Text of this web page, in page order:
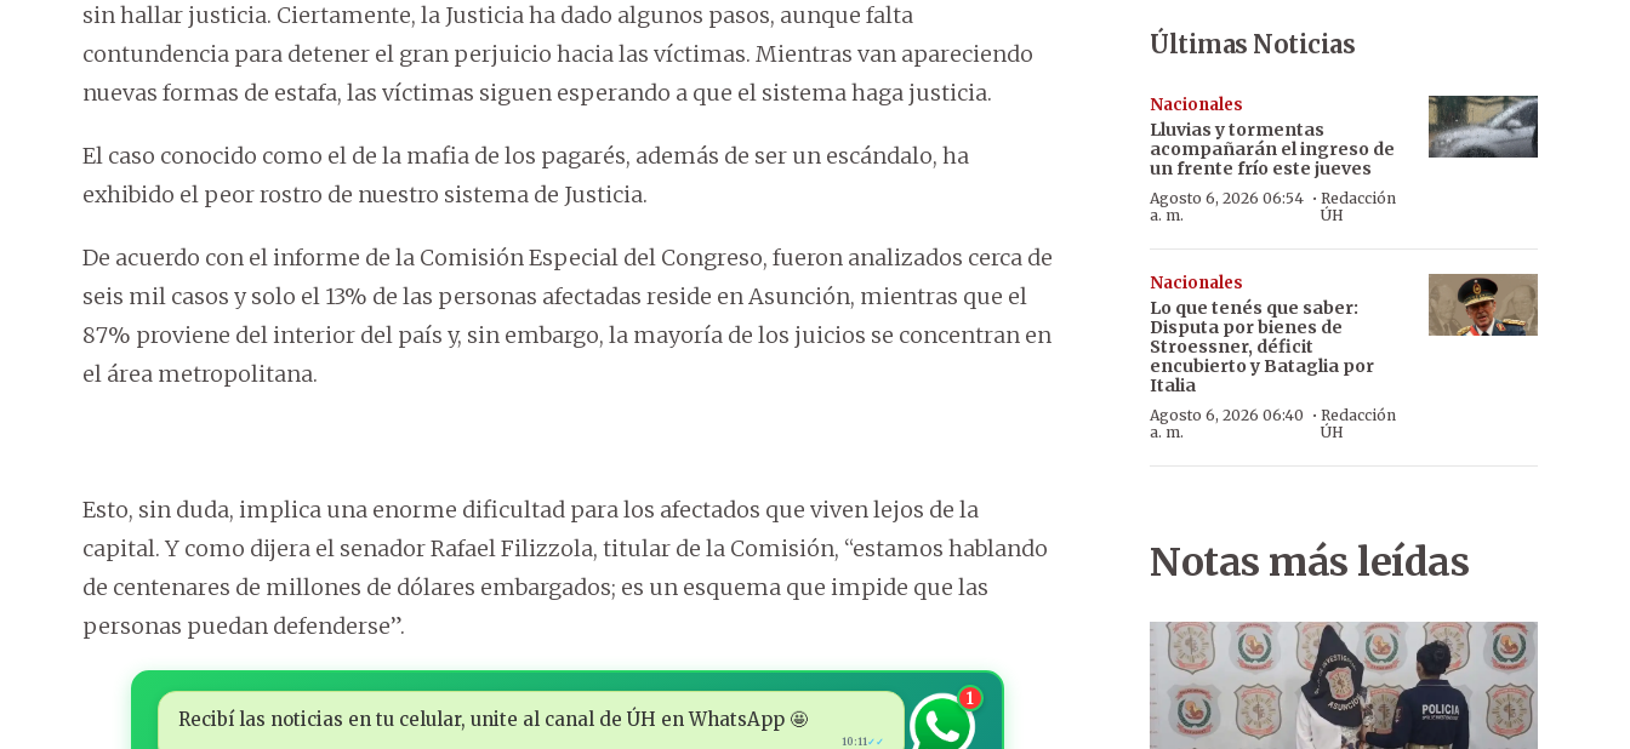
sin hallar justicia. Ciertamente, la Justicia ha dado algunos pasos, aunque falta
contundencia para detener el gran perjuicio hacia las víctimas. Mientras van apareciendo
nuevas formas de estafa, las víctimas siguen esperando a que el sistema haga justicia.
El caso conocido como el de la mafia de los pagarés, además de ser un escándalo, ha
exhibido el peor rostro de nuestro sistema de Justicia.
De acuerdo con el informe de la Comisión Especial del Congreso, fueron analizados cerca de
seis mil casos y solo el 13% de las personas afectadas reside en Asunción, mientras que el
87% proviene del interior del país y, sin embargo, la mayoría de los juicios se concentran en
el área metropolitana.
Esto, sin duda, implica una enorme dificultad para los afectados que viven lejos de la
capital. Y como dijera el senador Rafael Filizzola, titular de la Comisión, “estamos hablando
de centenares de millones de dólares embargados; es un esquema que impide que las
personas puedan defenderse”.
Recibí las noticias en tu celular, unite al canal de ÚH en WhatsApp 🤩
10:11✓✓
1
Últimas Noticias
Nacionales
Lluvias y tormentas
acompañarán el ingreso de
un frente frío este jueves
Agosto 6, 2026 06:54
a. m.
· Redacción
ÚH
Nacionales
Lo que tenés que saber:
Disputa por bienes de
Stroessner, déficit
encubierto y Bataglia por
Italia
Agosto 6, 2026 06:40
a. m.
· Redacción
ÚH
Notas más leídas